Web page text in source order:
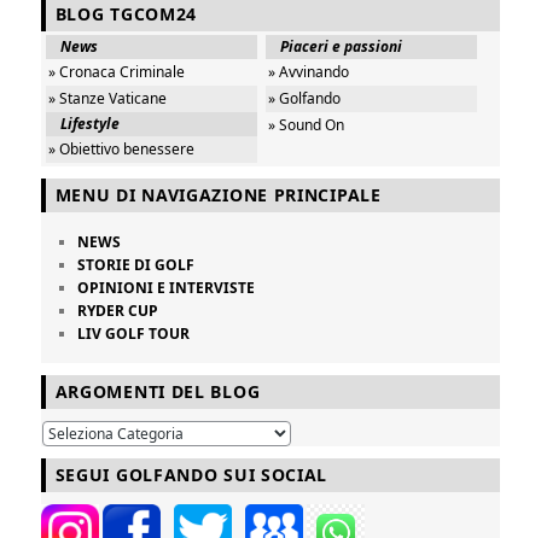
BLOG TGCOM24
News
» Cronaca Criminale
» Stanze Vaticane
Lifestyle
» Obiettivo benessere
Piaceri e passioni
» Avvinando
» Golfando
» Sound On
MENU DI NAVIGAZIONE PRINCIPALE
NEWS
STORIE DI GOLF
OPINIONI E INTERVISTE
RYDER CUP
LIV GOLF TOUR
ARGOMENTI DEL BLOG
SEGUI GOLFANDO SUI SOCIAL